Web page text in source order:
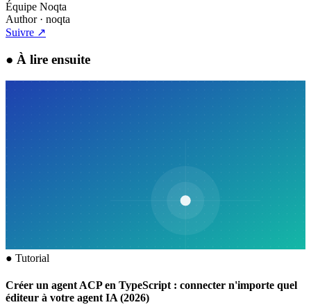
Équipe Noqta
Author· noqta
Suivre ↗
● À lire ensuite
● Tutorial
Créer un agent ACP en TypeScript : connecter n'importe quel
éditeur à votre agent IA (2026)